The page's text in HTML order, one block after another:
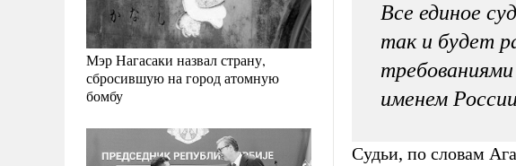
Мэр Нагасаки назвал страну,
сбросившую на город атомную
бомбу
Все единое
так и будет
именем России
Судьи, по словам